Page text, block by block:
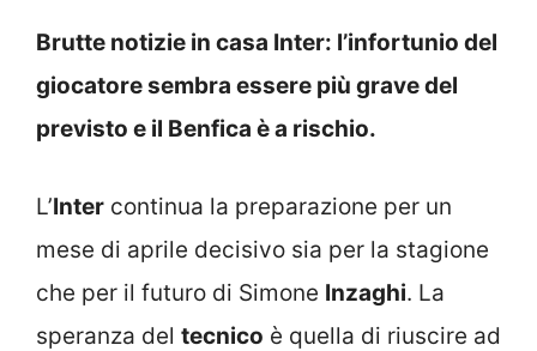
Brutte notizie in casa Inter: l’infortunio del
giocatore sembra essere più grave del
previsto e il Benfica è a rischio.
L’Inter continua la preparazione per un
mese di aprile decisivo sia per la stagione
che per il futuro di Simone Inzaghi. La
speranza del tecnico è quella di riuscire ad